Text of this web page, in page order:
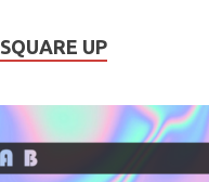
SQUARE UP